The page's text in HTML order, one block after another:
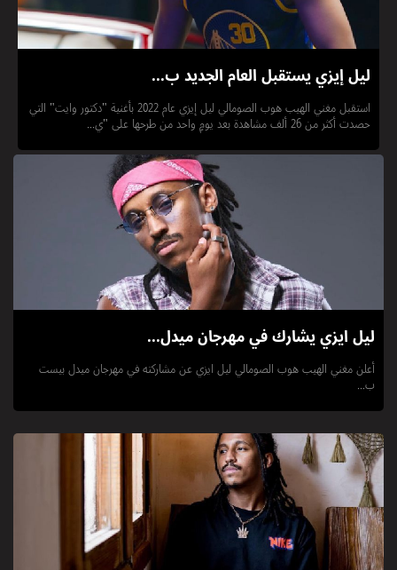
ليل إيزي يستقبل العام الجديد ب...
استقبل مغني الهيب هوب الصومالي ليل إيزي عام 2022 بأغنية "دكتور وايت" التي
حصدت أكثر من 26 ألف مشاهدة بعد يومٍ واحد من طرحها على "ي...
ليل ايزي يشارك في مهرجان ميدل...
أعلن مغني الهيب هوب الصومالي ليل ايزي عن مشاركته في مهرجان ميدل بيست
ب...